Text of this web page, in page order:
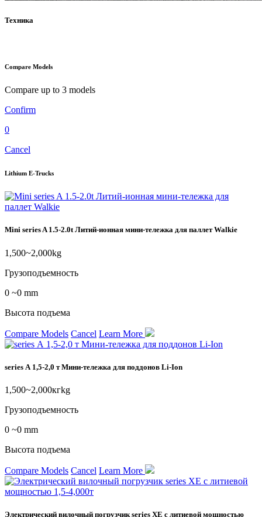
Техника
Compare Models
Compare up to 3 models
Confirm
0
Cancel
Lithium E-Trucks
Mini series A 1.5-2.0t Литий-ионная мини-тележка для паллет Walkie
1,500~2,000kg
Грузоподъемность
0 ~0 mm
Высота подъема
Compare Models Cancel Learn More
series А 1,5-2,0 т Мини-тележка для поддонов Li-Ion
1,500~2,000кгkg
Грузоподъемность
0 ~0 mm
Высота подъема
Compare Models Cancel Learn More
Электрический вилочный погрузчик series XE с литиевой мощностью